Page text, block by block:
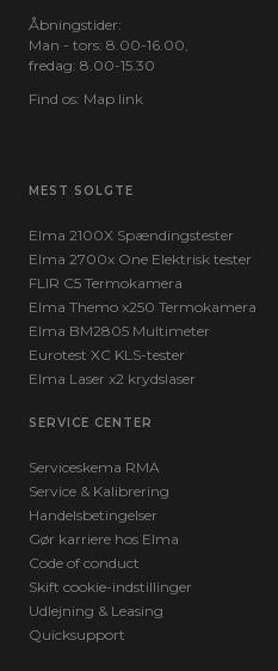
Åbningstider:
Man - tors: 8.00-16.00,
fredag: 8.00-15.30
Find os: Map link
MEST SOLGTE
Elma 2100X Spændingstester
Elma 2700x One Elektrisk tester
FLIR C5 Termokamera
Elma Themo x250 Termokamera
Elma BM2805 Multimeter
Eurotest XC KLS-tester
Elma Laser x2 krydslaser
SERVICE CENTER
Serviceskema RMA
Service & Kalibrering
Handelsbetingelser
Gør karriere hos Elma
Code of conduct
Skift cookie-indstillinger
Udlejning & Leasing
Quicksupport